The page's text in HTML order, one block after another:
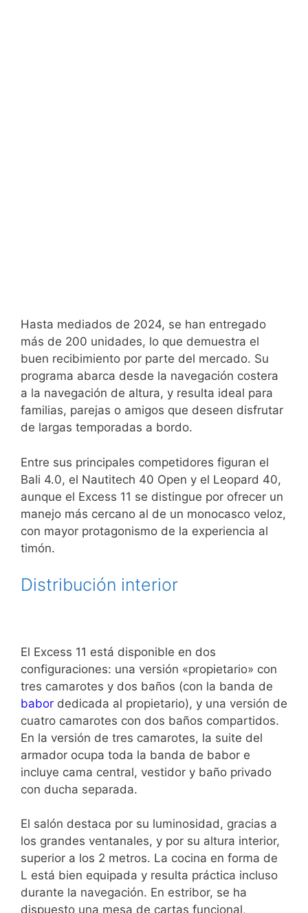
Hasta mediados de 2024, se han entregado
más de 200 unidades, lo que demuestra el
buen recibimiento por parte del mercado. Su
programa abarca desde la navegación costera
a la navegación de altura, y resulta ideal para
familias, parejas o amigos que deseen disfrutar
de largas temporadas a bordo.
Entre sus principales competidores figuran el
Bali 4.0, el Nautitech 40 Open y el Leopard 40,
aunque el Excess 11 se distingue por ofrecer un
manejo más cercano al de un monocasco veloz,
con mayor protagonismo de la experiencia al
timón.
Distribución interior
El Excess 11 está disponible en dos
configuraciones: una versión «propietario» con
tres camarotes y dos baños (con la banda de
babor dedicada al propietario), y una versión de
cuatro camarotes con dos baños compartidos.
En la versión de tres camarotes, la suite del
armador ocupa toda la banda de babor e
incluye cama central, vestidor y baño privado
con ducha separada.
El salón destaca por su luminosidad, gracias a
los grandes ventanales, y por su altura interior,
superior a los 2 metros. La cocina en forma de
L está bien equipada y resulta práctica incluso
durante la navegación. En estribor, se ha
dispuesto una mesa de cartas funcional,